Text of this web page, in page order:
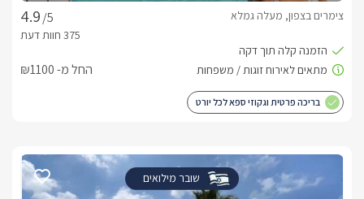
/5
צימרים בצפון, מעלה גמלא
החל מ- ₪1100
בריכה פרטית וגקוזי ספא לכל יורט
שובר מילואים